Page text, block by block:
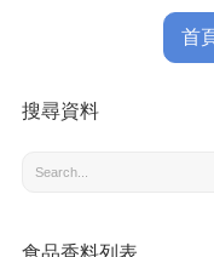
首
搜尋資料